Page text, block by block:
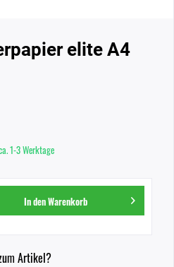
elite A4
1-3 Werktage
In denWarenkorb
Artikel?